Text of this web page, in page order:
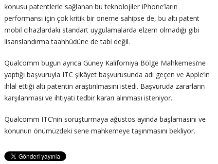
konusu patentlerle sağlanan bu teknolojiler iPhone’ların
performansı için çok kritik bir öneme sahipse de, bu altı patent
mobil cihazlardaki standart uygulamalarda elzem olmadığı gibi
lisanslandırma taahhüdüne de tabi değil.
Qualcomm bugün ayrıca Güney Kaliforniya Bölge Mahkemesi’ne
yaptığı başvuruyla ITC şikâyet başvurusunda adı geçen ve Apple’ın
ihlal ettiği altı patentin araştırılmasını istedi. Başvuruda zararların
karşılanması ve ihtiyati tedbir kararı alınması isteniyor.
Qualcomm ITC’nin soruşturmaya ağustos ayında başlamasını ve
konunun önümüzdeki sene mahkemeye taşınmasını bekliyor.